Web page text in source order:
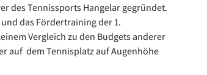
des Tennissports Hangelar gegründet.
das Fördertraining der 1.
Vergleich zu den Budgets anderer
auf dem Tennisplatz auf Augenhöhe